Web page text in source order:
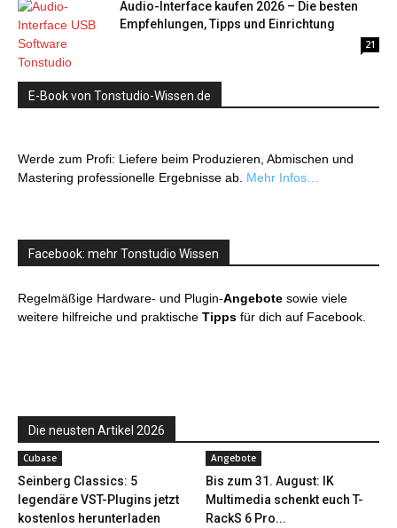
Audio-Interface kaufen 2026 – Die besten
Empfehlungen, Tipps und Einrichtung
21
E-Book von Tonstudio-Wissen.de
Werde zum Profi: Liefere beim Produzieren, Abmischen und
Mastering professionelle Ergebnisse ab. Mehr Infos…
Facebook: mehr Tonstudio Wissen
Regelmäßige Hardware- und Plugin-Angebote sowie viele
weitere hilfreiche und praktische Tipps für dich auf Facebook.
Die neusten Artikel 2026
Cubase
Seinberg Classics: 5
legendäre VST-Plugins jetzt
kostenlos herunterladen
Angebote
Bis zum 31. August: IK
Multimedia schenkt euch T-
RackS 6 Pro...